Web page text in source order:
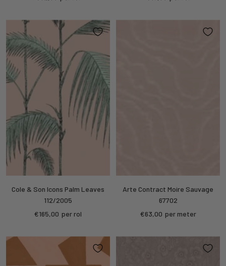
Cole & Son Icons Palm Leaves
112/2005
Sale
€165,00 per rol
Arte Contract Moire Sauvage
67702
Sale
€63,00 per meter